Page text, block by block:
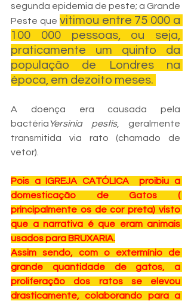
segunda epidemia de peste; a Grande
Peste que vitimou entre 75 000 a
100 000 pessoas, ou seja,
praticamente um quinto da
população de Londres na
época, em dezoito meses.
A doença era causada pela
bactéria Yersinia pestis, geralmente
transmitida via rato (chamado de
vetor).
Pois a IGREJA CATÓLICA  proibiu a
domesticação de Gatos (
principalmente os de cor preta) visto
que a narrativa é que eram animais
usados para BRUXARIA.
Assim sendo, com o extermínio de
grande quantidade de gatos, a
proliferação dos ratos se elevou
drasticamente, colaborando para a